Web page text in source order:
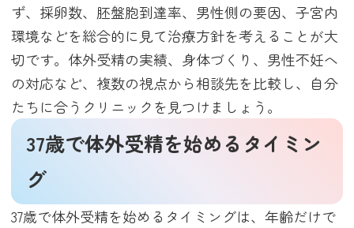
ず、採卵数、胚盤胞到達率、男性側の要因、子宮内
環境などを総合的に見て治療方針を考えることが大
切です。体外受精の実績、身体づくり、男性不妊へ
の対応など、複数の視点から相談先を比較し、自分
たちに合うクリニックを見つけましょう。
37歳で体外受精を始めるタイミン
グ
37歳で体外受精を始めるタイミングは、年齢だけで